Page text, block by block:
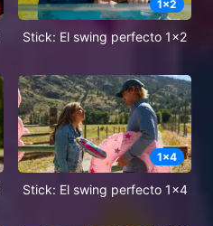
1x2
Stick: El swing perfecto 1x2
1x4
Stick: El swing perfecto 1x4